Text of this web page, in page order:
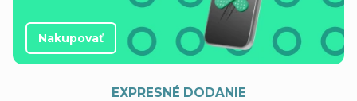
o
Nakupovať
EXPRESNÉ DODANIE